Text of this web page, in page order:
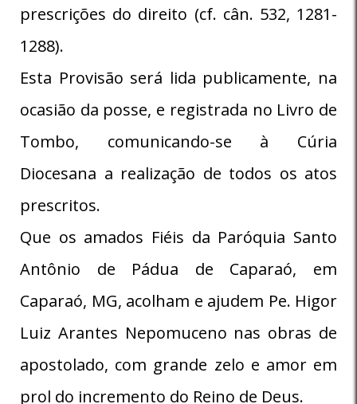
prescrições do direito (cf. cân. 532, 1281-
1288).
Esta Provisão será lida publicamente, na
ocasião da posse, e registrada no Livro de
Tombo, comunicando-se à Cúria
Diocesana a realização de todos os atos
prescritos.
Que os amados Fiéis da Paróquia Santo
Antônio de Pádua de Caparaó, em
Caparaó, MG, acolham e ajudem Pe. Higor
Luiz Arantes Nepomuceno nas obras de
apostolado, com grande zelo e amor em
prol do incremento do Reino de Deus.